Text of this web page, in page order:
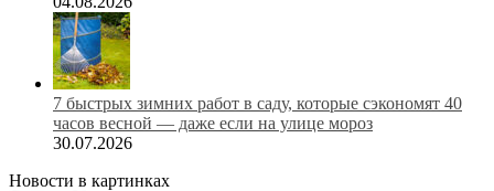
7 быстрых зимних работ в саду, которые сэкономят 40
часов весной — даже если на улице мороз
30.07.2026
Новости в картинках